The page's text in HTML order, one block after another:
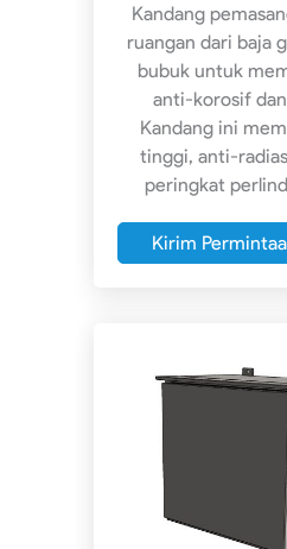
Kandang
ruangan dari baja
bubuk untuk
anti-korosif
Kandang ini
tinggi, anti-
peringkat
Kirim